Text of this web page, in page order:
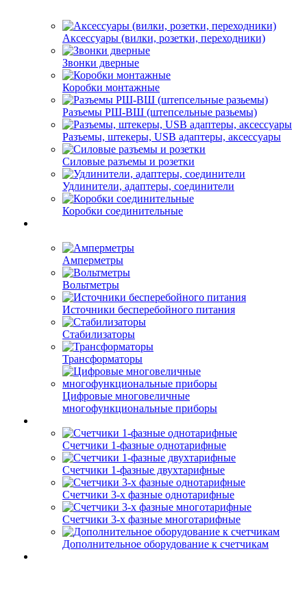
Аксессуары (вилки, розетки, переходники)
Звонки дверные
Коробки монтажные
Разъемы РШ-ВШ (штепсельные разьемы)
Разъемы, штекеры, USB адаптеры, аксессуары
Силовые разъемы и розетки
Удлинители, адаптеры, соединители
Коробки соединительные
Амперметры
Вольтметры
Источники бесперебойного питания
Стабилизаторы
Трансформаторы
Цифровые многовеличные
многофункциональные приборы
Счетчики 1-фазные однотарифные
Счетчики 1-фазные двухтарифные
Счетчики 3-х фазные однотарифные
Счетчики 3-х фазные многотарифные
Дополнительное оборудование к счетчикам